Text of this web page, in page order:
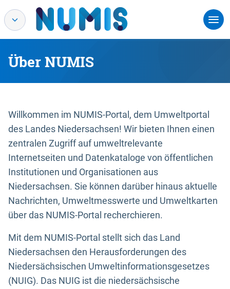
Über NUMIS
Willkommen im NUMIS-Portal, dem Umweltportal
des Landes Niedersachsen! Wir bieten Ihnen einen
zentralen Zugriff auf umweltrelevante
Internetseiten und Datenkataloge von öffentlichen
Institutionen und Organisationen aus
Niedersachsen. Sie können darüber hinaus aktuelle
Nachrichten, Umweltmesswerte und Umweltkarten
über das NUMIS-Portal recherchieren.
Mit dem NUMIS-Portal stellt sich das Land
Niedersachsen den Herausforderungen des
Niedersächsischen Umweltinformationsgesetzes
(NUIG). Das NUIG ist die niedersächsische